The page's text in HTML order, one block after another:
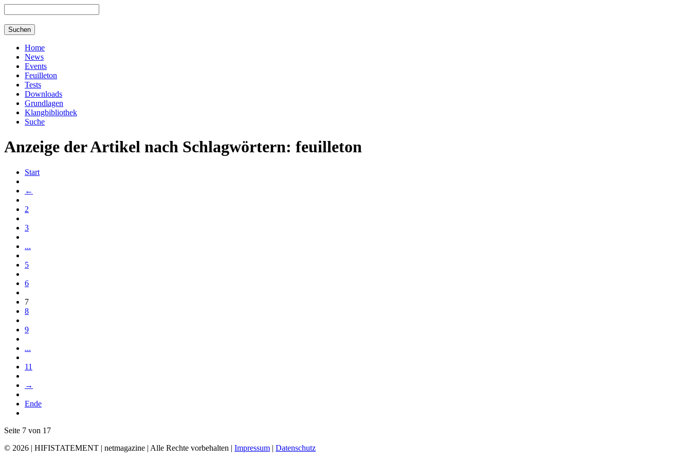
Home
News
Events
Feuilleton
Tests
Downloads
Grundlagen
Klangbibliothek
Suche
Anzeige der Artikel nach Schlagwörtern: feuilleton
Start
←
2
3
...
5
6
7
8
9
...
11
→
Ende
Seite 7 von 17
© 2026 | HIFISTATEMENT | netmagazine | Alle Rechte vorbehalten | Impressum | Datenschutz